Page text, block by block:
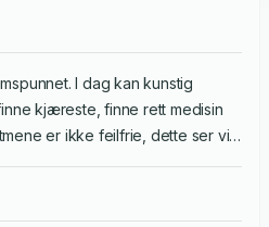
I dag kan kunstig
kjæreste, finne rett medisin
er ikke feilfrie, dette ser vi
vi bruker AI til i dag, og hva